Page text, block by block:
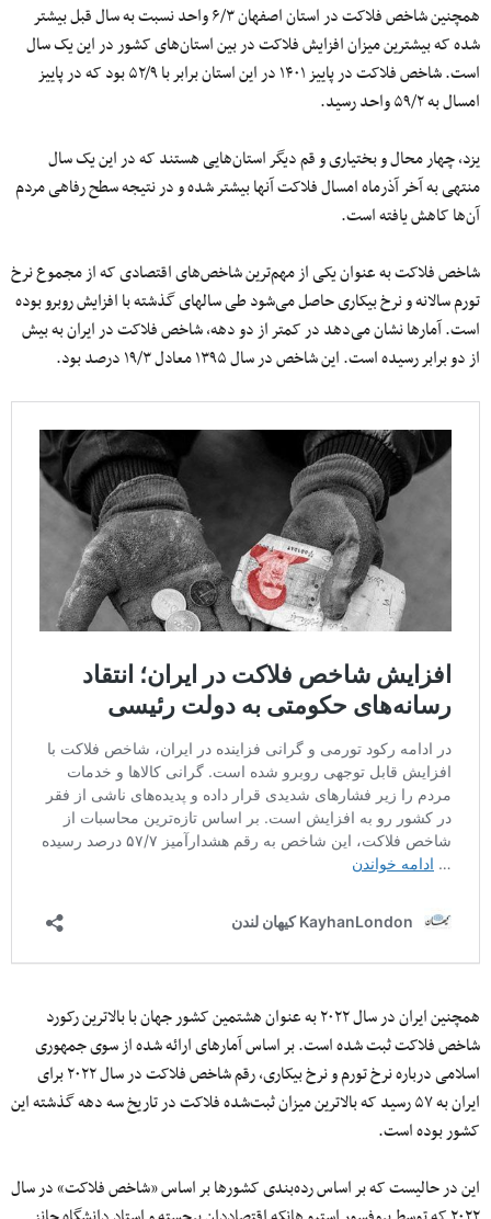
همچنین شاخص فلاکت در استان اصفهان ۶/۳ واحد نسبت به سال قبل بیشتر
شده که بیشترین میزان افزایش فلاکت در بین استان‌های کشور در این یک سال
است. شاخص فلاکت در پاییز ۱۴۰۱ در این استان برابر با ۵۲/۹ بود که در پاییز
امسال به ۵۹/۲ واحد رسید.
یزد، چهار محال و بختیاری و قم دیگر استان‌هایی هستند که در این یک سال
منتهی به آخر آذرماه امسال فلاکت آنها بیشتر شده و در نتیجه سطح رفاهی مردم
آن‌ها کاهش یافته است.
شاخص فلاکت به عنوان یکی از مهم‌ترین شاخص‌های اقتصادی که از مجموع نرخ
تورم سالانه و نرخ بیکاری حاصل می‌شود طی سالهای گذشته با افزایش روبرو بوده
است. آمارها نشان می‌دهد در کمتر از دو دهه، شاخص فلاکت در ایران به بیش
از دو برابر رسیده است. این شاخص در سال ۱۳۹۵ معادل ۱۹/۳ درصد بود.
همچنین ایران در سال ۲۰۲۲ به‌ عنوان هشتمین کشور جهان با بالاترین رکورد
شاخص فلاکت ثبت شده است. بر اساس آمارهای ارائه شده از سوی جمهوری
اسلامی درباره نرخ تورم و نرخ بیکاری، رقم شاخص فلاکت در سال ۲۰۲۲ برای
ایران به ۵۷ رسید که بالاترین میزان ثبت‌شده فلاکت در تاریخ سه دهه گذشته این
کشور بوده است.
این در حالیست که بر اساس رده‌بندی کشورها بر اساس «شاخص فلاکت» در سال